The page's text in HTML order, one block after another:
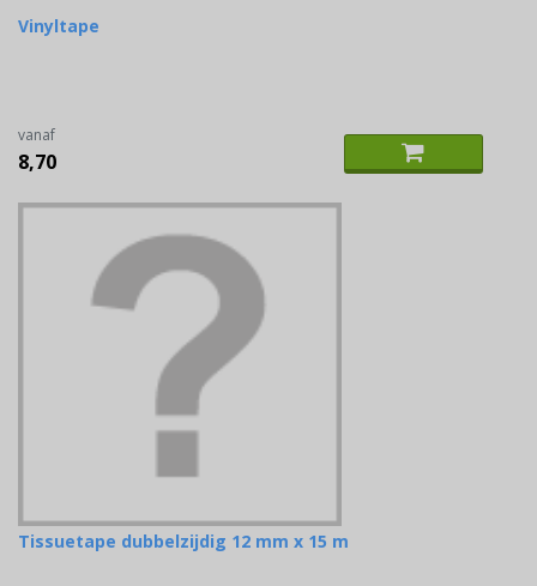
Vinyltape
vanaf
8,70
Tissuetape dubbelzijdig 12 mm x 15 m